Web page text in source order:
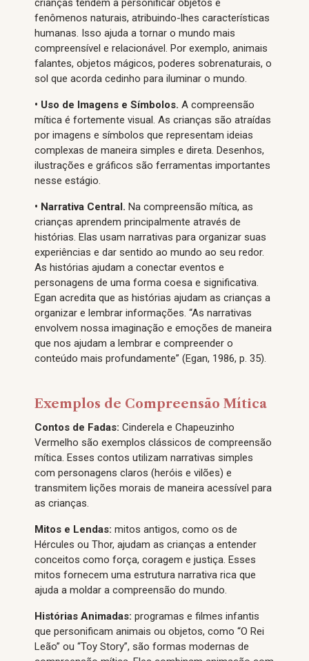
crianças tendem a personificar objetos e
fenômenos naturais, atribuindo-lhes características
humanas. Isso ajuda a tornar o mundo mais
compreensível e relacionável. Por exemplo, animais
falantes, objetos mágicos, poderes sobrenaturais, o
sol que acorda cedinho para iluminar o mundo.
• Uso de Imagens e Símbolos. A compreensão
mítica é fortemente visual. As crianças são atraídas
por imagens e símbolos que representam ideias
complexas de maneira simples e direta. Desenhos,
ilustrações e gráficos são ferramentas importantes
nesse estágio.
• Narrativa Central. Na compreensão mítica, as
crianças aprendem principalmente através de
histórias. Elas usam narrativas para organizar suas
experiências e dar sentido ao mundo ao seu redor.
As histórias ajudam a conectar eventos e
personagens de uma forma coesa e significativa.
Egan acredita que as histórias ajudam as crianças a
organizar e lembrar informações. “As narrativas
envolvem nossa imaginação e emoções de maneira
que nos ajudam a lembrar e compreender o
conteúdo mais profundamente” (Egan, 1986, p. 35).
Exemplos de Compreensão Mítica
Contos de Fadas: Cinderela e Chapeuzinho
Vermelho são exemplos clássicos de compreensão
mítica. Esses contos utilizam narrativas simples
com personagens claros (heróis e vilões) e
transmitem lições morais de maneira acessível para
as crianças.
Mitos e Lendas: mitos antigos, como os de
Hércules ou Thor, ajudam as crianças a entender
conceitos como força, coragem e justiça. Esses
mitos fornecem uma estrutura narrativa rica que
ajuda a moldar a compreensão do mundo.
Histórias Animadas: programas e filmes infantis
que personificam animais ou objetos, como “O Rei
Leão” ou “Toy Story”, são formas modernas de